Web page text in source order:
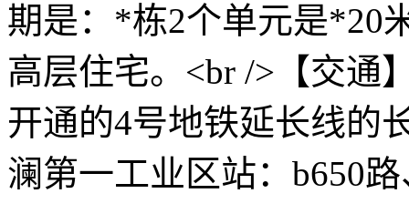
期是：*栋2个单元是*20
高层住宅。<br />【交通
开通的4号地铁延长线的
澜第一工业区站：b650